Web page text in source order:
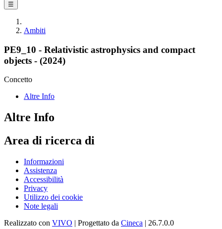
☰
Ambiti
PE9_10 - Relativistic astrophysics and compact
objects - (2024)
Concetto
Altre Info
Altre Info
Area di ricerca di
Informazioni
Assistenza
Accessibilità
Privacy
Utilizzo dei cookie
Note legali
Realizzato con VIVO | Progettato da Cineca | 26.7.0.0